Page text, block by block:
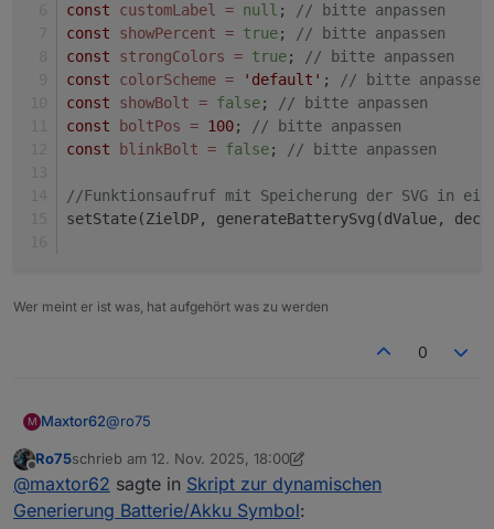
const
customLabel = null ;
// bitte anpassen
const
showPercent = true;
// bitte anpassen
const
strongColors = true;
// bitte anpassen
const
colorScheme = 'default' ;
// bitte anpassen
const
showBolt = false;
// bitte anpassen
const
boltPos = 100;
// bitte anpassen
const
blinkBolt = false; // bitte anpassen
//Funktionsaufruf mit Speicherung der SVG in
setState(ZielDP, generateBatterySvg(dValue,
Wer meint er ist was, hat aufgehört was zu werden
0
M Maxtor62@ro75
Hi, danke für Deine Hilfe. Bin halt kein Java-Scripter.
Meine Datenpunkte:
Offline
Ro75schrieb am 12. Nov. 2025, 18:00
zuletzt editiert von Ro7511. Dez. 2025, 19:01
@maxtor62 sagte in Skript zur dynamischen
Generierung Batterie/Akku Symbol: